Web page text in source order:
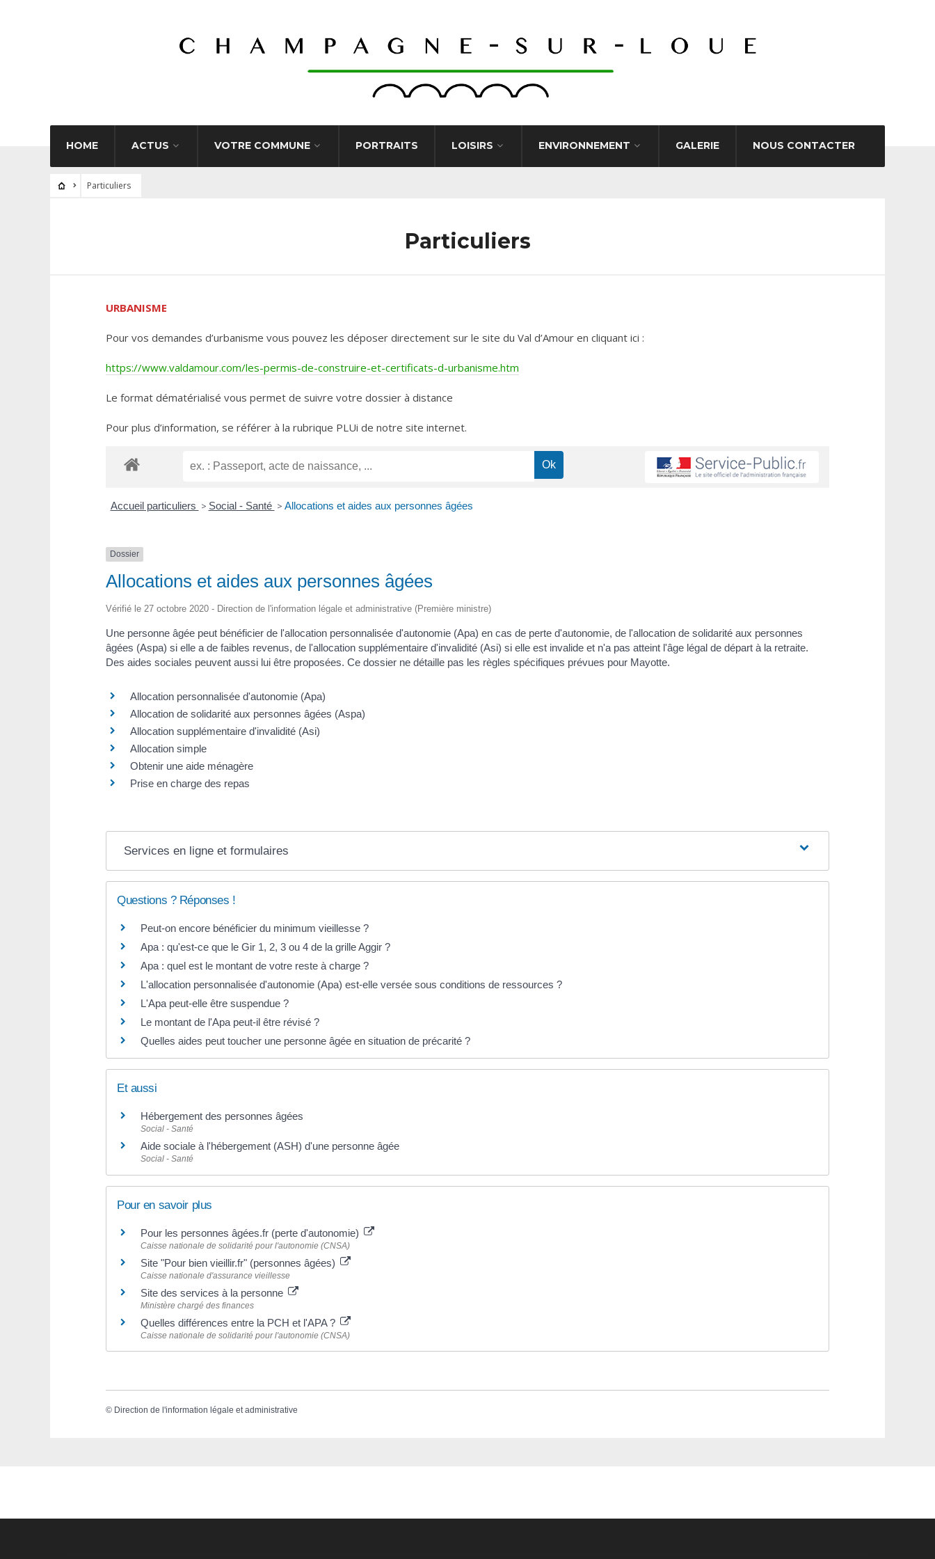
HOME ACTUS VOTRE COMMUNE PORTRAITS LOISIRS ENVIRONNEMENT GALERIE NOUS CONTACTER
Particuliers
Particuliers
URBANISME
Pour vos demandes d’urbanisme vous pouvez les déposer directement sur le site du Val d’Amour en cliquant ici :
https://www.valdamour.com/les-permis-de-construire-et-certificats-d-urbanisme.htm
Le format dématérialisé vous permet de suivre votre dossier à distance
Pour plus d’information, se référer à la rubrique PLUi de notre site internet.
Accueil particuliers > Social - Santé > Allocations et aides aux personnes âgées
Dossier
Allocations et aides aux personnes âgées
Vérifié le 27 octobre 2020 - Direction de l'information légale et administrative (Première ministre)
Une personne âgée peut bénéficier de l'allocation personnalisée d'autonomie (Apa) en cas de perte d'autonomie, de l'allocation de solidarité aux personnes
âgées (Aspa) si elle a de faibles revenus, de l'allocation supplémentaire d'invalidité (Asi) si elle est invalide et n'a pas atteint l'âge légal de départ à la retraite.
Des aides sociales peuvent aussi lui être proposées. Ce dossier ne détaille pas les règles spécifiques prévues pour Mayotte.
Allocation personnalisée d'autonomie (Apa)
Allocation de solidarité aux personnes âgées (Aspa)
Allocation supplémentaire d'invalidité (Asi)
Allocation simple
Obtenir une aide ménagère
Prise en charge des repas
Services en ligne et formulaires
Questions ? Réponses !
Peut-on encore bénéficier du minimum vieillesse ?
Apa : qu'est-ce que le Gir 1, 2, 3 ou 4 de la grille Aggir ?
Apa : quel est le montant de votre reste à charge ?
L'allocation personnalisée d'autonomie (Apa) est-elle versée sous conditions de ressources ?
L'Apa peut-elle être suspendue ?
Le montant de l'Apa peut-il être révisé ?
Quelles aides peut toucher une personne âgée en situation de précarité ?
Et aussi
Hébergement des personnes âgées
Social - Santé
Aide sociale à l'hébergement (ASH) d'une personne âgée
Social - Santé
Pour en savoir plus
Pour les personnes âgées.fr (perte d'autonomie)
Caisse nationale de solidarité pour l'autonomie (CNSA)
Site "Pour bien vieillir.fr" (personnes âgées)
Caisse nationale d'assurance vieillesse
Site des services à la personne
Ministère chargé des finances
Quelles différences entre la PCH et l'APA ?
Caisse nationale de solidarité pour l'autonomie (CNSA)
© Direction de l'information légale et administrative